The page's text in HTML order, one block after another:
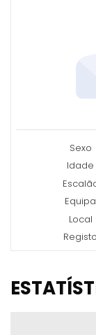
Sexo
Idade
Equipa
Local
Registo